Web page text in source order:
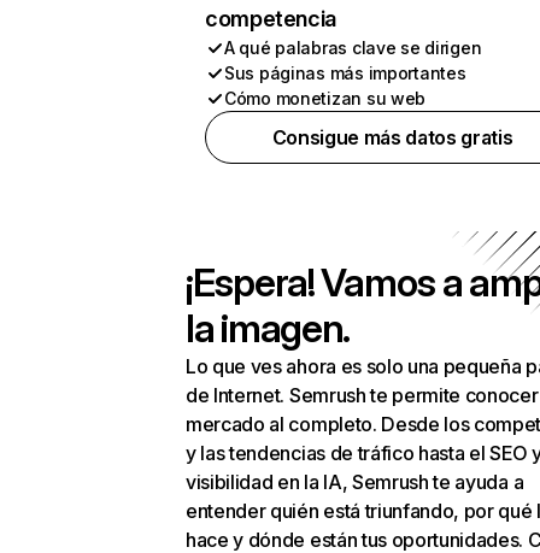
competencia
A qué palabras clave se dirigen
Sus páginas más importantes
Cómo monetizan su web
Consigue más datos gratis
¡Espera! Vamos a
la imagen.
Lo que ves ahora es solo una pequeña
de Internet. Semrush te permite
mercado al completo. Desde los
y las tendencias de tráfico hasta el SEO
visibilidad en la IA, Semrush te ayuda a
entender quién está triunfando, por qué
hace y dónde están tus oportunidades.